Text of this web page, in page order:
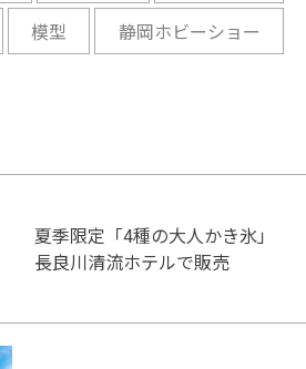
模型 静岡ホビーショー
夏季限定「4種の大人かき氷」
長良川清流ホテルで販売